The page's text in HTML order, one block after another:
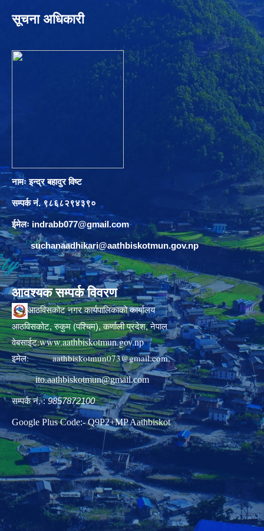
सूचना अधिकारी
नामः इन्द्र बहादुर विष्ट
सम्पर्क नं. ९८६८२९४३९०
ईमेलः indrabb077@gmail.com
suchanaadhikari@aathbiskotmun.gov.np
आवश्यक सम्पर्क विवरण
आठविसकोट नगर कार्यपालिकाको कार्यालय
आठविसकोट, रुकुम (पश्चिम), कर्णाली प्रदेश, नेपाल
वेबसाईट:www.aathbiskotmun.gov.np
इमेल:aathbiskotmun073@gmail.com,
ito.aathbiskotmun@gmail.com
सम्पर्क नं. :9857872100
Google Plus Code:- Q9P2+MP Aathbiskot